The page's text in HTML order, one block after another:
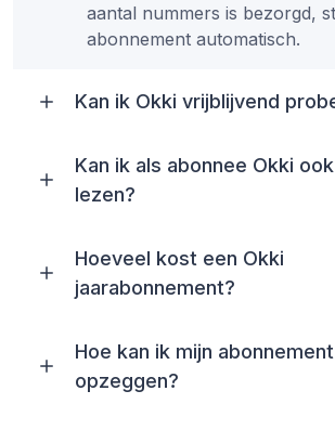
aantal nummers is bezorgd,
abonnement automatisch.
Kan ik Okki vrijblijvend
Kan ik als abonnee Okki
lezen?
Hoeveel kost een Okki
jaarabonnement?
Hoe kan ik mijn
opzeggen?